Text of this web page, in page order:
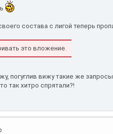
состава с лигой теперь
это вложение.
погуглив вижу такие же
так хитро спрятали?!